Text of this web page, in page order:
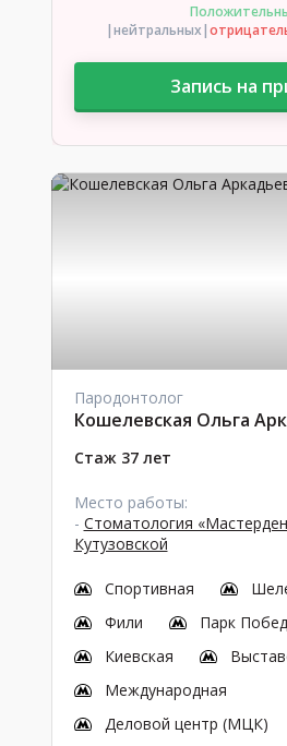
|нейтральных|
Запись на
Пародонтолог
Кошелевская Ольга
Стаж 37 лет
Место работы:
- Стоматология
Кутузовской
Спортивная
Фили
Парк
Киевская
Международная
Деловой центр (МЦК)